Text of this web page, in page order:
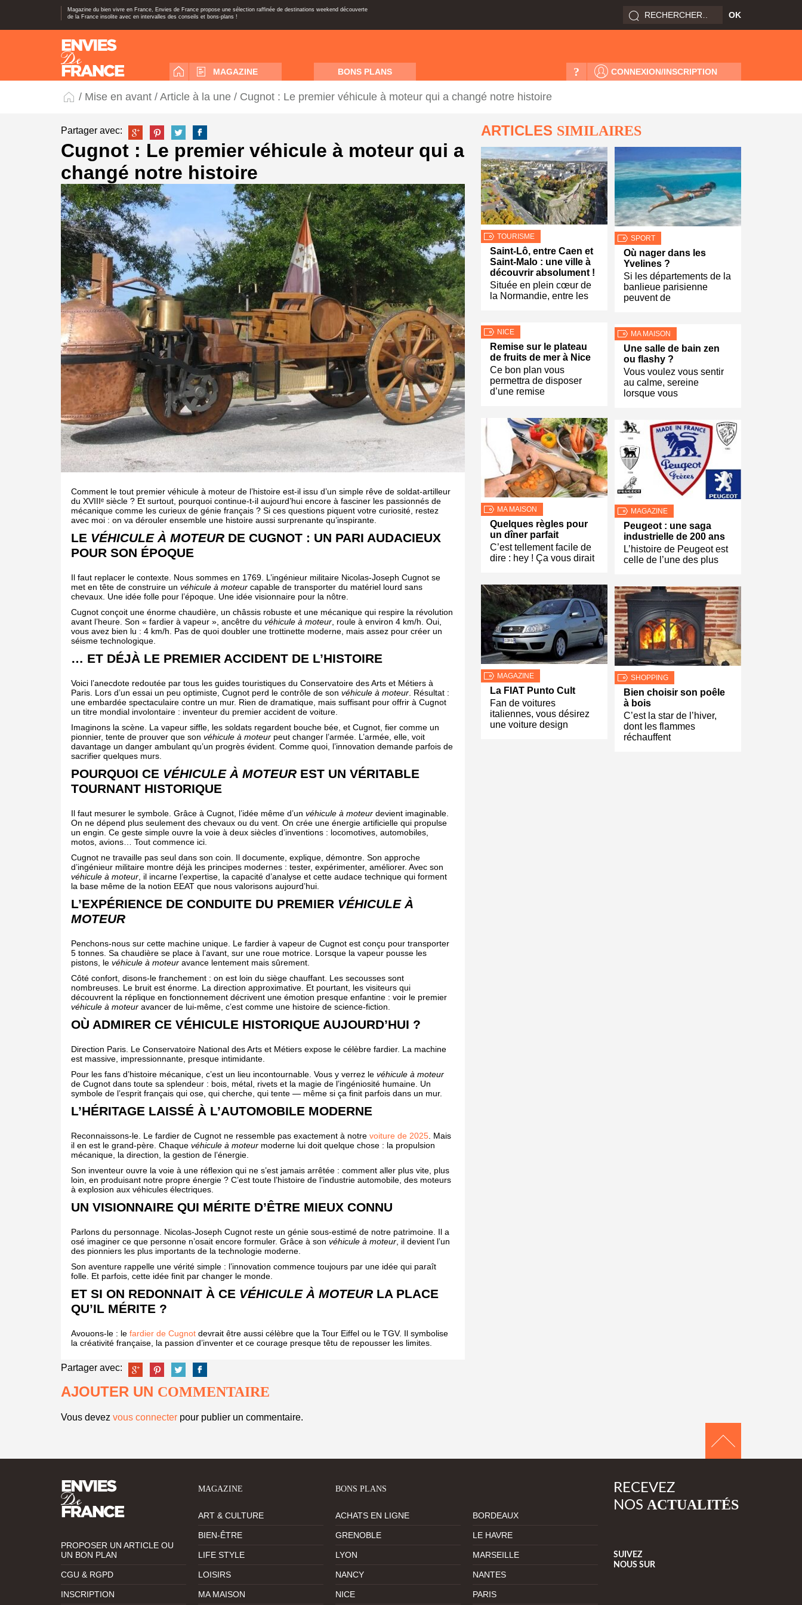
Magazine du bien vivre en France, Envies de France propose une sélection raffinée de destinations weekend découverte
de la France insolite avec en intervalles des conseils et bons-plans !
MAGAZINE BONS PLANS CONNEXION/INSCRIPTION
?
/ Mise en avant / Article à la une / Cugnot : Le premier véhicule à moteur qui a changé notre histoire
Partager avec:
Cugnot : Le premier véhicule à moteur qui a
changé notre histoire
Comment le tout premier véhicule à moteur de l’histoire est-il issu d’un simple rêve de soldat-artilleur
du XVIIIᵉ siècle ? Et surtout, pourquoi continue-t-il aujourd’hui encore à fasciner les passionnés de
mécanique comme les curieux de génie français ? Si ces questions piquent votre curiosité, restez
avec moi : on va dérouler ensemble une histoire aussi surprenante qu’inspirante.
LE VÉHICULE À MOTEUR DE CUGNOT : UN PARI AUDACIEUX
POUR SON ÉPOQUE
Il faut replacer le contexte. Nous sommes en 1769. L’ingénieur militaire Nicolas-Joseph Cugnot se
met en tête de construire un véhicule à moteur capable de transporter du matériel lourd sans
chevaux. Une idée folle pour l’époque. Une idée visionnaire pour la nôtre.
Cugnot conçoit une énorme chaudière, un châssis robuste et une mécanique qui respire la révolution
avant l’heure. Son « fardier à vapeur », ancêtre du véhicule à moteur , roule à environ 4 km/h. Oui,
vous avez bien lu : 4 km/h. Pas de quoi doubler une trottinette moderne, mais assez pour créer un
séisme technologique.
… ET DÉJÀ LE PREMIER ACCIDENT DE L’HISTOIRE
Voici l’anecdote redoutée par tous les guides touristiques du Conservatoire des Arts et Métiers à
Paris. Lors d’un essai un peu optimiste, Cugnot perd le contrôle de son véhicule à moteur . Résultat :
une embardée spectaculaire contre un mur. Rien de dramatique, mais suffisant pour offrir à Cugnot
un titre mondial involontaire : inventeur du premier accident de voiture.
Imaginons la scène. La vapeur siffle, les soldats regardent bouche bée, et Cugnot, fier comme un
pionnier, tente de prouver que son véhicule à moteur peut changer l’armée. L’armée, elle, voit
davantage un danger ambulant qu’un progrès évident. Comme quoi, l’innovation demande parfois de
sacrifier quelques murs.
POURQUOI CE VÉHICULE À MOTEUR EST UN VÉRITABLE
TOURNANT HISTORIQUE
Il faut mesurer le symbole. Grâce à Cugnot, l’idée même d’un véhicule à moteur devient imaginable.
On ne dépend plus seulement des chevaux ou du vent. On crée une énergie artificielle qui propulse
un engin. Ce geste simple ouvre la voie à deux siècles d’inventions : locomotives, automobiles,
motos, avions… Tout commence ici.
Cugnot ne travaille pas seul dans son coin. Il documente, explique, démontre. Son approche
d’ingénieur militaire montre déjà les principes modernes : tester, expérimenter, améliorer. Avec son
véhicule à moteur , il incarne l’expertise, la capacité d’analyse et cette audace technique qui forment
la base même de la notion EEAT que nous valorisons aujourd’hui.
L’EXPÉRIENCE DE CONDUITE DU PREMIER VÉHICULE À
MOTEUR
Penchons-nous sur cette machine unique. Le fardier à vapeur de Cugnot est conçu pour transporter
5 tonnes. Sa chaudière se place à l’avant, sur une roue motrice. Lorsque la vapeur pousse les
pistons, le véhicule à moteur avance lentement mais sûrement.
Côté confort, disons-le franchement : on est loin du siège chauffant. Les secousses sont
nombreuses. Le bruit est énorme. La direction approximative. Et pourtant, les visiteurs qui
découvrent la réplique en fonctionnement décrivent une émotion presque enfantine : voir le premier
véhicule à moteur avancer de lui-même, c’est comme une histoire de science-fiction.
OÙ ADMIRER CE VÉHICULE HISTORIQUE AUJOURD’HUI ?
Direction Paris. Le Conservatoire National des Arts et Métiers expose le célèbre fardier. La machine
est massive, impressionnante, presque intimidante.
Pour les fans d’histoire mécanique, c’est un lieu incontournable. Vous y verrez le véhicule à moteur
de Cugnot dans toute sa splendeur : bois, métal, rivets et la magie de l’ingéniosité humaine. Un
symbole de l’esprit français qui ose, qui cherche, qui tente — même si ça finit parfois dans un mur.
L’HÉRITAGE LAISSÉ À L’AUTOMOBILE MODERNE
Reconnaissons-le. Le fardier de Cugnot ne ressemble pas exactement à notre voiture de 2025 . Mais
il en est le grand-père. Chaque véhicule à moteur moderne lui doit quelque chose : la propulsion
mécanique, la direction, la gestion de l’énergie.
Son inventeur ouvre la voie à une réflexion qui ne s’est jamais arrêtée : comment aller plus vite, plus
loin, en produisant notre propre énergie ? C’est toute l’histoire de l’industrie automobile, des moteurs
à explosion aux véhicules électriques.
UN VISIONNAIRE QUI MÉRITE D’ÊTRE MIEUX CONNU
Parlons du personnage. Nicolas-Joseph Cugnot reste un génie sous-estimé de notre patrimoine. Il a
osé imaginer ce que personne n’osait encore formuler. Grâce à son véhicule à moteur , il devient l’un
des pionniers les plus importants de la technologie moderne.
Son aventure rappelle une vérité simple : l’innovation commence toujours par une idée qui paraît
folle. Et parfois, cette idée finit par changer le monde.
ET SI ON REDONNAIT À CE VÉHICULE À MOTEUR LA PLACE
QU’IL MÉRITE ?
Avouons-le : le fardier de Cugnot devrait être aussi célèbre que la Tour Eiffel ou le TGV. Il symbolise
la créativité française, la passion d’inventer et ce courage presque têtu de repousser les limites.
Partager avec:
AJOUTER UN COMMENTAIRE
Vous devez vous connecter pour publier un commentaire.
ARTICLES SIMILAIRES
TOURISME
Saint-Lô, entre Caen et
Saint-Malo : une ville à
découvrir absolument !
Située en plein cœur de
la Normandie, entre les
NICE
Remise sur le plateau
de fruits de mer à Nice
Ce bon plan vous
permettra de disposer
d’une remise
MA MAISON
Quelques règles pour
un dîner parfait
C’est tellement facile de
dire : hey ! Ça vous dirait
MAGAZINE
La FIAT Punto Cult
Fan de voitures
italiennes, vous désirez
une voiture design
SPORT
Où nager dans les
Yvelines ?
Si les départements de la
banlieue parisienne
peuvent de
MA MAISON
Une salle de bain zen
ou flashy ?
Vous voulez vous sentir
au calme, sereine
lorsque vous
MAGAZINE
Peugeot : une saga
industrielle de 200 ans
L’histoire de Peugeot est
celle de l’une des plus
SHOPPING
Bien choisir son poêle
à bois
C’est la star de l’hiver,
dont les flammes
réchauffent
PROPOSER UN ARTICLE OU
UN BON PLAN
CGU & RGPD
INSCRIPTION
MAGAZINE
ART & CULTURE
BIEN-ÊTRE
LIFE STYLE
LOISIRS
MA MAISON
BONS PLANS
ACHATS EN LIGNE BORDEAUX
GRENOBLE LE HAVRE
LYON MARSEILLE
NANCY NANTES
NICE PARIS
RECEVEZ
NOS ACTUALITÉS
SUIVEZ
NOUS SUR